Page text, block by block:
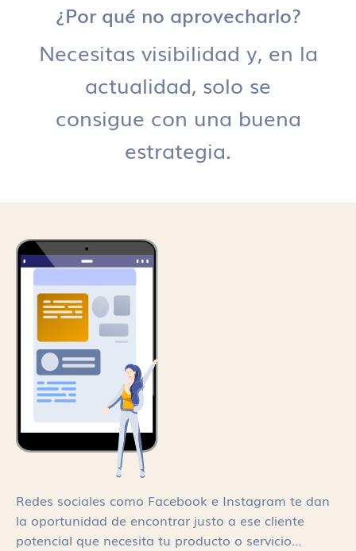
¿Por qué no aprovecharlo?
Necesitas visibilidad y, en la
actualidad, solo se
consigue con una buena
estrategia.
Redes sociales como Facebook e Instagram te dan
la oportunidad de encontrar justo a ese cliente
potencial que necesita tu producto o servicio…